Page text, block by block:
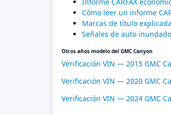
Cómo leer un informe
Marcas de título
Señales de auto inundado
Otros años modelo del GMC Canyon
Verificación VIN — 2015 GMC
Verificación VIN — 2020 GMC
Verificación VIN — 2024 GMC